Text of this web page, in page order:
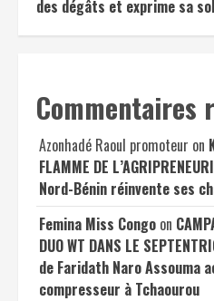
des dégâts et exprime sa
Commentaires
Azonhadé Raoul promoteur on
FLAMME DE
Nord-Bénin réinvente ses
Femina Miss Congo on
DUO WT DANS LE
de Faridath Naro Assouma
compresseur à Tchaourou